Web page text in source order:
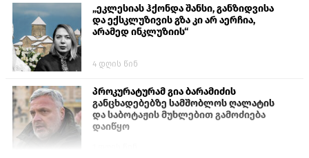
„ეკლესიას ჰქონდა შანსი, განზიდვისა
და ექსკლუზივის გზა კი არ აერჩია,
არამედ ინკლუზიის“
4 დღის წინ
პროკურატურამ გია ბარამიძის
განცხადებებზე სამშობლოს ღალატის
და საბოტაჟის მუხლებით გამოძიება
დაიწყო